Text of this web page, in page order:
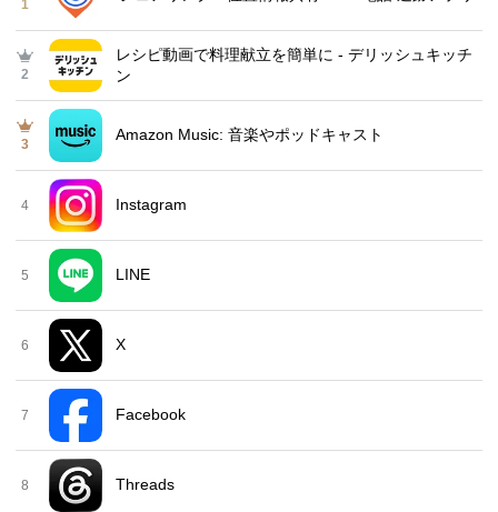
1
2
レシピ動画で料理献立を簡単‪に - デリッシュキッチ
ン
3
Amazon Music: 音楽やポッドキャスト
4 Instagram
5 LINE
6 X
7 Facebook
8 Threads